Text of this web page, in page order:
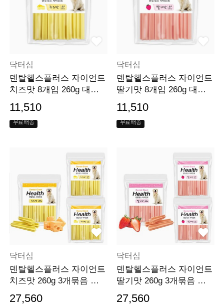
닥터심
덴탈헬스플러스 자이언트
치즈맛 8개입 260g 대형
11,510
무료배송
닥터심
덴탈헬스플러스 자이언트
딸기맛 8개입 260g 대형
11,510
무료배송
닥터심
덴탈헬스플러스 자이언트
치즈맛 260g 3개묶음 대
27,560
닥터심
덴탈헬스플러스 자이언트
딸기맛 260g 3개묶음 대
27,560